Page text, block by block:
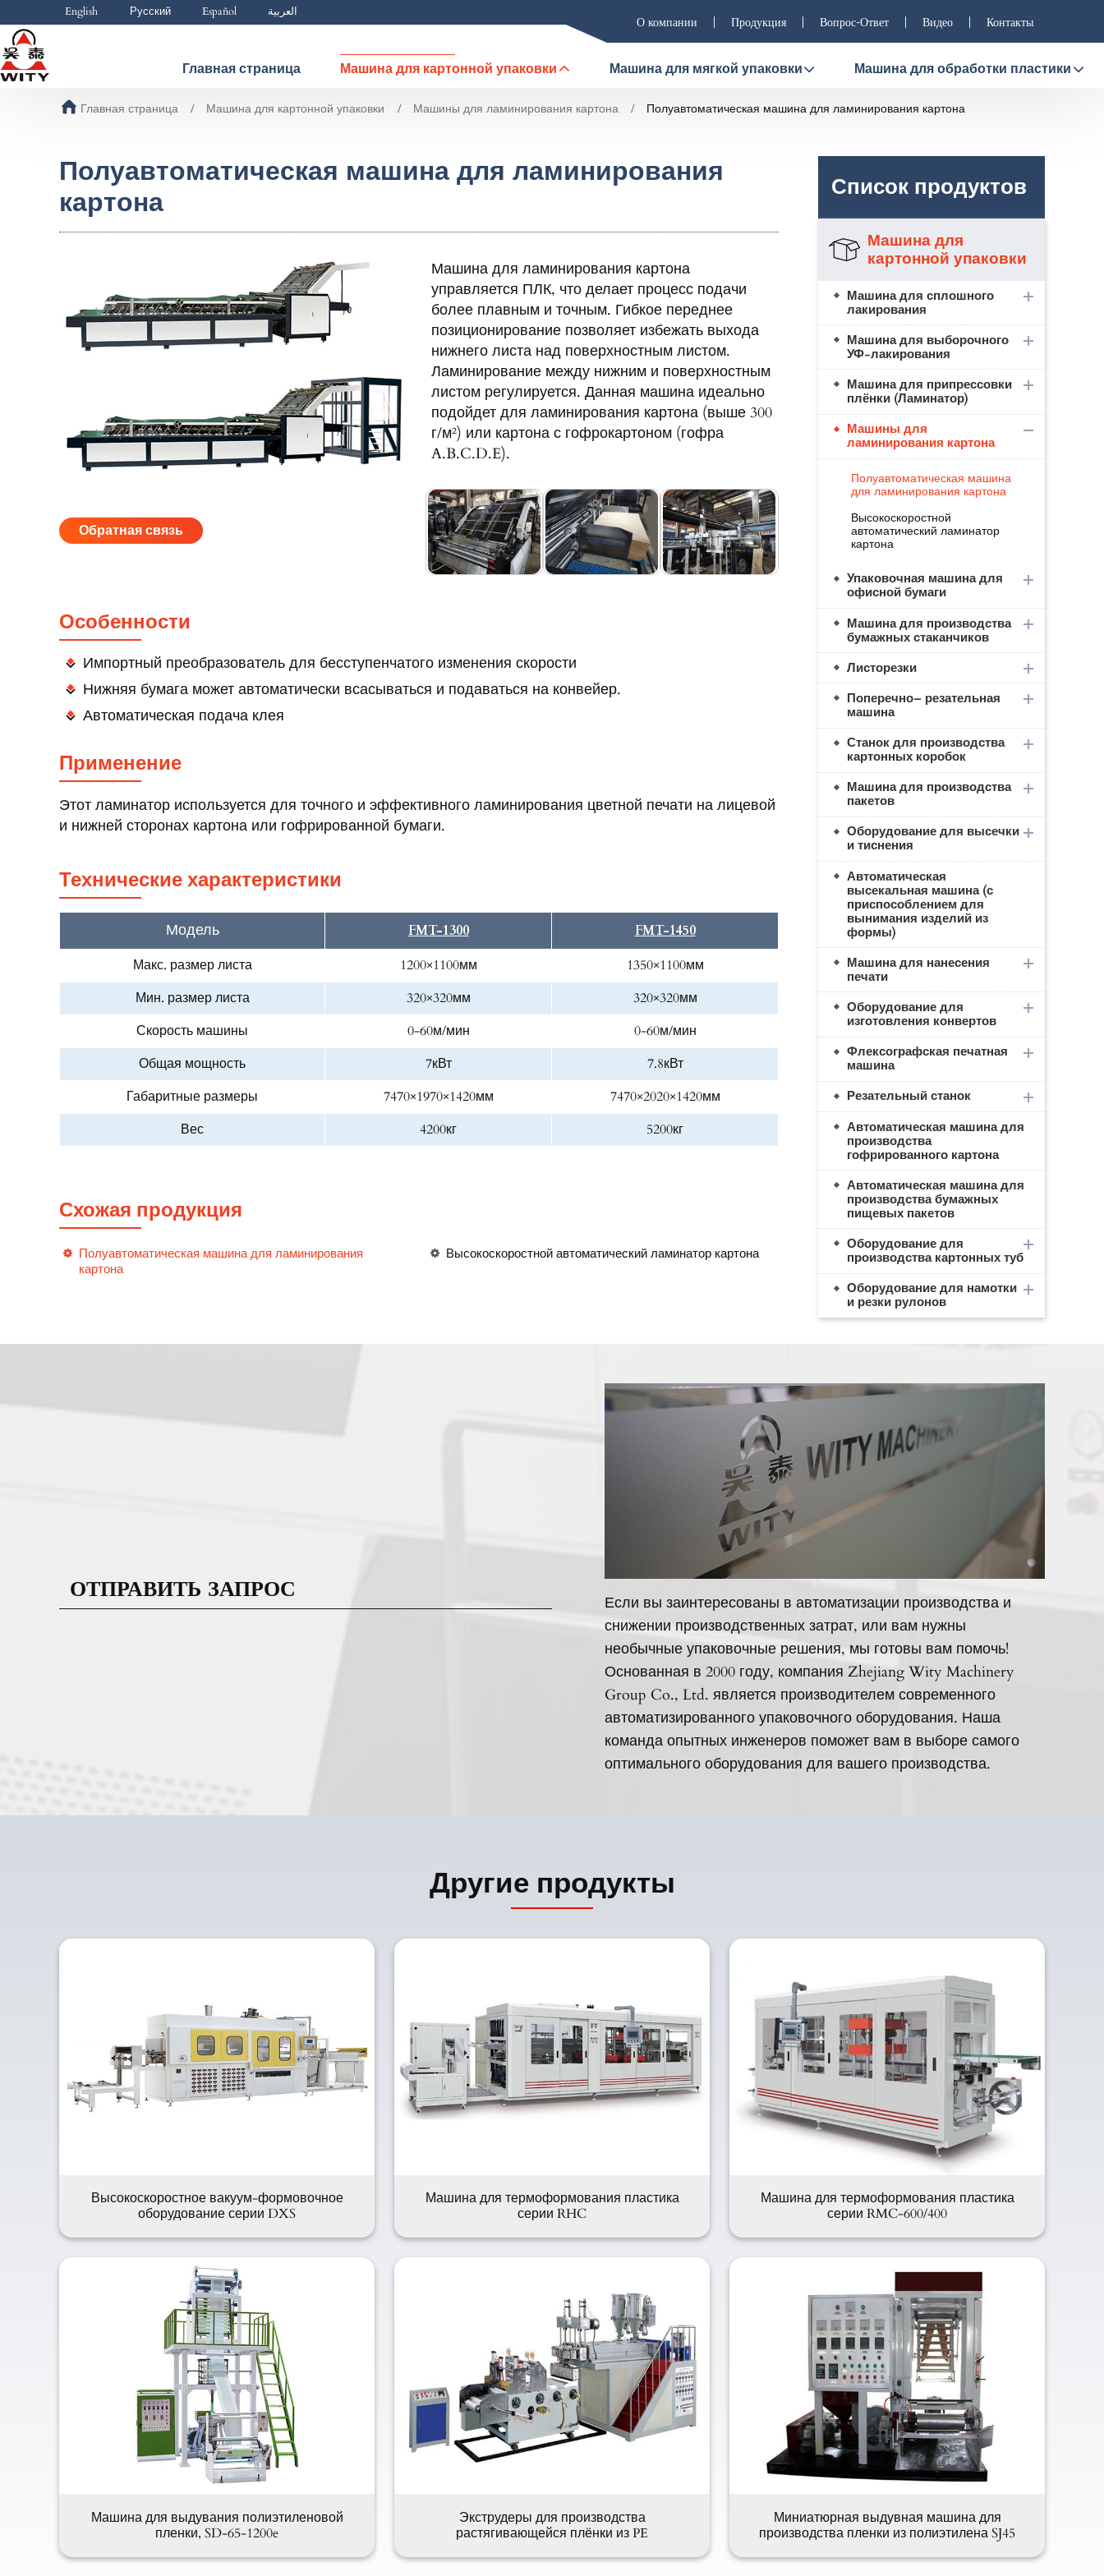
English Русский Español العربية
О компании Продукция Вопрос-Ответ Видео Контакты
Главная страница Машина для картонной упаковки Машина для мягкой упаковки Машина для обработки пластики
Главная страница Машина для картонной упаковки Машины для ламинирования картона Полуавтоматическая машина для ламинирования картона
Полуавтоматическая машина для ламинирования
картона
Машина для ламинирования картона
управляется ПЛК, что делает процесс подачи
более плавным и точным. Гибкое переднее
позиционирование позволяет избежать выхода
нижнего листа над поверхностным листом.
Ламинирование между нижним и поверхностным
листом регулируется. Данная машина идеально
подойдет для ламинирования картона (выше 300
г/м²) или картона с гофрокартоном (гофра
A.B.C.D.E).
Обратная связь
Особенности
Импортный преобразователь для бесступенчатого изменения скорости
Нижняя бумага может автоматически всасываться и подаваться на конвейер.
Автоматическая подача клея
Применение
Этот ламинатор используется для точного и эффективного ламинирования цветной печати на лицевой
и нижней сторонах картона или гофрированной бумаги.
Технические характеристики
Модель FMT-1300
FMT-1450
Макс. размер листа
1200×1100мм
1350×1100мм
Мин. размер листа
320×320мм
320×320мм
Скорость машины
0-60м/мин
0-60м/мин
Общая мощность
7кВт
7.8кВт
Габаритные размеры
7470×1970×1420мм
7470×2020×1420мм
Вес
4200кг 5200кг
Схожая продукция
Полуавтоматическая машина для ламинирования
картона
Высокоскоростной автоматический ламинатор картона
Список продуктов
Машина для
картонной упаковки
Машина для сплошного
лакирования
Машина для выборочного
УФ-лакирования
Машина для припрессовки
плёнки (Ламинатор)
Машины для
ламинирования картона
Полуавтоматическая машина
для ламинирования картона
Высокоскоростной
автоматический ламинатор
картона
Упаковочная машина для
офисной бумаги
Машина для производства
бумажных стаканчиков
Листорезки
Поперечно– резательная
машина
Станок для производства
картонных коробок
Машина для производства
пакетов
Оборудование для высечки
и тиснения
Автоматическая
высекальная машина (с
приспособлением для
вынимания изделий из
формы)
Машина для нанесения
печати
Оборудование для
изготовления конвертов
Флексографская печатная
машина
Резательный станок
Автоматическая машина для
производства
гофрированного картона
Автоматическая машина для
производства бумажных
пищевых пакетов
Оборудование для
производства картонных туб
Оборудование для намотки
и резки рулонов
ОТПРАВИТЬ ЗАПРОС
Если вы заинтересованы в автоматизации производства и
снижении производственных затрат, или вам нужны
необычные упаковочные решения, мы готовы вам помочь!
Основанная в 2000 году, компания Zhejiang Wity Machinery
Group Co., Ltd. является производителем современного
автоматизированного упаковочного оборудования. Наша
команда опытных инженеров поможет вам в выборе самого
оптимального оборудования для вашего производства.
Другие продукты
Высокоскоростное вакуум-формовочное
оборудование серии DXS
Машина для термоформования пластика
серии RHC
Машина для термоформования пластика
серии RMC-600/400
Машина для выдувания полиэтиленовой
пленки, SD-65-1200e
Экструдеры для производства
растягивающейся плёнки из PE
Миниатюрная выдувная машина для
производства пленки из полиэтилена SJ45